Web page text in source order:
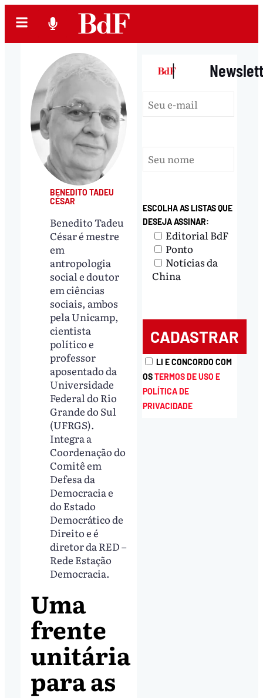
BENEDITO TADEU
CÉSAR
Benedito Tadeu
César é mestre
em
antropologia
social e doutor
em ciências
sociais, ambos
pela Unicamp,
cientista
político e
professor
aposentado da
Universidade
Federal do Rio
Grande do Sul
(UFRGS).
Integra a
Coordenação do
Comitê em
Defesa da
Democracia e
do Estado
Democrático de
Direito e é
diretor da RED –
Rede Estação
Democracia.
Uma
frente
unitária
para as
|
ESCOLHA AS LISTAS QUE
DESEJA ASSINAR:
Editorial BdF
Ponto
Notícias da
China
LI E CONCORDO COM
OSTERMOS DE USO E
POLÍTICA DE
PRIVACIDADE